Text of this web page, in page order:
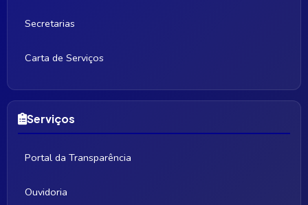
Secretarias
Carta de Serviços
Serviços
Portal da Transparência
Ouvidoria